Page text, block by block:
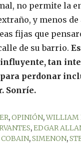
no permite la
y menos
fijas que
de su barrio.
influyente, tan
perdonar
Sonríe.
,OPINIÓN,WILLIAM
,EDGAR
,SIMENON,